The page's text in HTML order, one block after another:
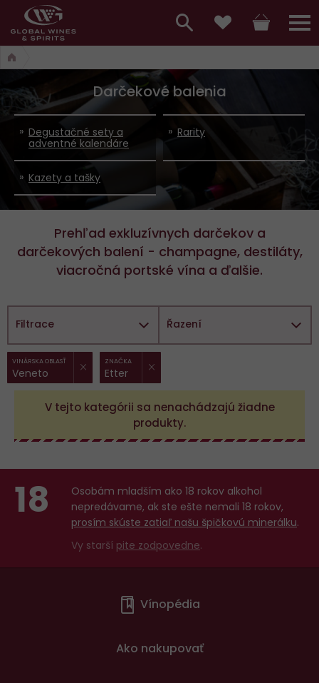
Hlavní
menu,
košík,
vyhledávání,
přihlášení
a
Darčekové balenia
Degustačné sety a
adventné kalendáre
Rarity
Kazety a tašky
Prehľad exkluzívnych darčekov a
darčekových balení - champagne, destiláty,
viacročná portské vína a ďalšie.
Filtrace
Vybrané
filtry:
VINÁRSKA OBLASŤ
Veneto
ZNAČKA
Etter
Řazení
V tejto kategórii sa nenachádzajú žiadne
produkty.
18
Osobám mladším ako 18 rokov alkohol
nepredávame, ak ste ešte nemali 18 rokov,
prosím skúste zatiaľ našu špičkovú minerálku.
Vy starší pite zodpovedne.
Vínopédia
Ako nakupovať